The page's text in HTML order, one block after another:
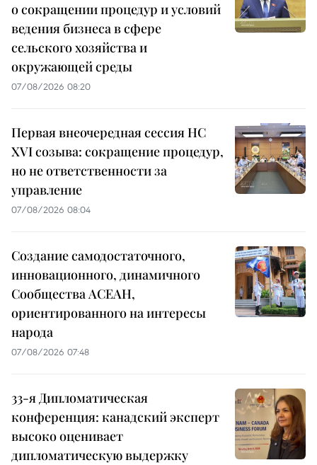
о сокращении процедур и условий
ведения бизнеса в сфере
сельского хозяйства и
окружающей среды
07/08/2026 08:20
Первая внеочередная сессия НС
XVI созыва: сокращение процедур,
но не ответственности за
управление
07/08/2026 08:04
Создание самодостаточного,
инновационного, динамичного
Сообщества АСЕАН,
ориентированного на интересы
народа
07/08/2026 07:48
33-я Дипломатическая
конференция: канадский эксперт
высоко оценивает
дипломатическую выдержку